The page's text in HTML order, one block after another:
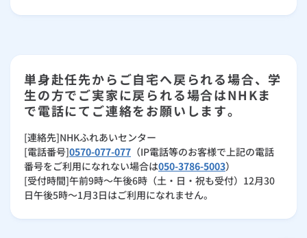
単身赴任先からご自宅へ戻られる場合、学
生の方でご実家に戻られる場合はNHKま
で電話にてご連絡をお願いします。
[連絡先]NHKふれあいセンター
[電話番号]0570-077-077 （IP電話等のお客様で上記の電話
番号をご利用になれない場合は050-3786-5003）
[受付時間]午前9時～午後6時（土・日・祝も受付）12月30
日午後5時～1月3日はご利用になれません。